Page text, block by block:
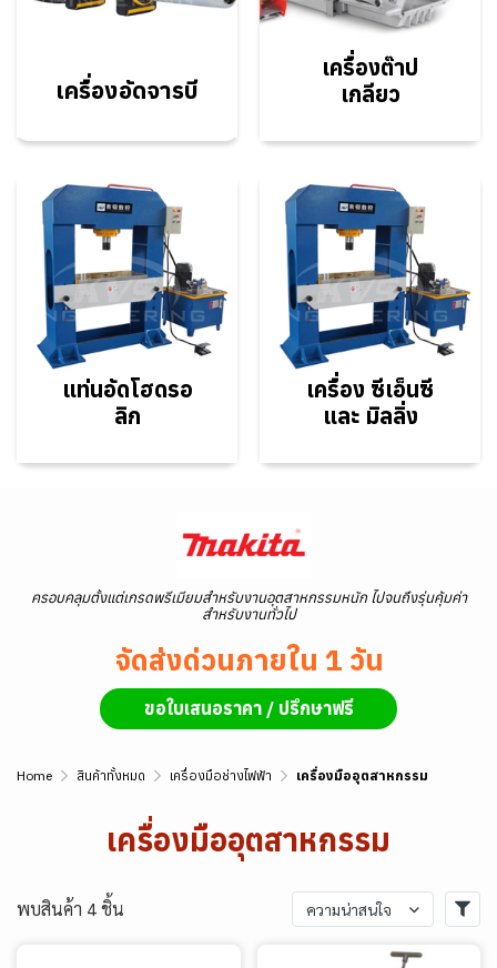
เครื่องอัดจารบี
เครื่องต๊าป
เกลียว
แท่นอัดโฮดรอ
ลิก
เครื่อง ซีเอ็นซี
และ มิลลิ่ง
ครอบคลุมตั้งแต่เกรดพรีเมียมสำหรับงานอุตสาหกรรมหนัก ไปจนถึงรุ่นคุ้มค่า
สำหรับงานทั่วไป
จัดส่งด่วนภายใน 1 วัน
ขอใบเสนอราคา / ปรึกษาฟรี
Home สินค้าทั้งหมด เครื่องมือช่างไฟฟ้า เครื่องมืออุตสาหกรรม
เครื่องมืออุตสาหกรรม
พบสินค้า 4 ชิ้น ความน่าสนใจ